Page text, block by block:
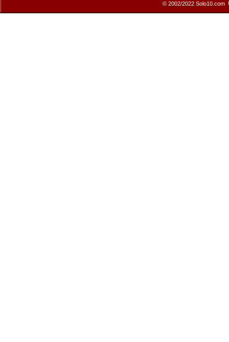
© 2002/2022 Solo10.com